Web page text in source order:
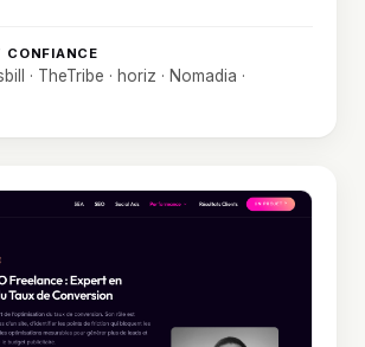
CONFIANCE
· TheTribe · horiz · Nomadia ·